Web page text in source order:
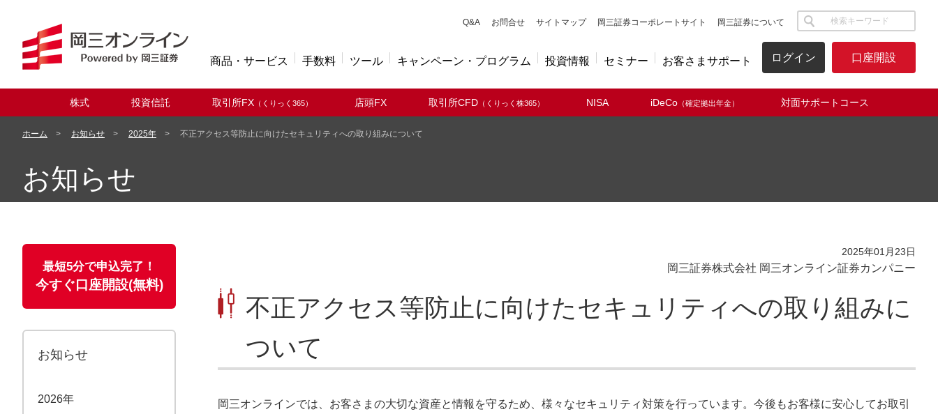
Q&Aキューアンドエー
お問合せ サイトマップ 岡三証券コーポレートサイト 岡三証券について サイト内検索
商品・サービス 手数料 ツール キャンペーン・プログラム 投資情報 セミナー お客さまサポート ログイン 口座開設
株式 投資信託 取引所FX（くりっく365） 店頭FX 取引所CFD（くりっく株365） NISA iDeCo（確定拠出年金） 対面サポートコース
ホーム お知らせ 2025年 不正アクセス等防止に向けたセキュリティへの取り組みについて
お知らせ
2025年01月23日
岡三証券株式会社 岡三オンライン証券カンパニー
不正アクセス等防止に向けたセキュリティへの取り組みに
ついて
岡三オンラインでは、お客さまの大切な資産と情報を守るため、様々なセキュリティ対策を行っています。今後もお客様に安心してお取引
最短5分で申込完了！
今すぐ口座開設(無料)
お知らせ
2026年